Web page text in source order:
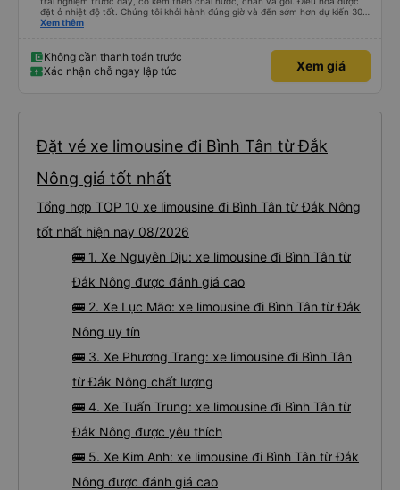
đặt ở nhiệt độ tốt. Chúng tôi khởi hành đúng giờ và đến sớm hơn dự kiến 30
phút. Tài xế rất tuyệt so với những tài xế khác ở Việt Nam! Không quá nhiều
GPS và biển số xe vì tôi phải tìm kiếm xung quanh bến xe để tìm thấy nó, đây
là vấn đề của bến xe Đà Lạt (không phải tất cả các xe buýt đều có bảng
thông tin), chứ không phải của công ty.
Xem thêm
Không cần thanh toán trước
Xác nhận chỗ ngay lập tức
Xem giá
Đặt vé xe limousine đi Bình Tân từ Đắk
Nông giá tốt nhất
Tổng hợp TOP 10 xe limousine đi Bình Tân từ Đắk Nông
tốt nhất hiện nay 08/2026
🚌 1. Xe Nguyên Dịu: xe limousine đi Bình Tân từ
Đắk Nông được đánh giá cao
🚌 2. Xe Lục Mão: xe limousine đi Bình Tân từ Đắk
Nông uy tín
🚌 3. Xe Phương Trang: xe limousine đi Bình Tân
từ Đắk Nông chất lượng
🚌 4. Xe Tuấn Trung: xe limousine đi Bình Tân từ
Đắk Nông được yêu thích
🚌 5. Xe Kim Anh: xe limousine đi Bình Tân từ Đắk
Nông được đánh giá cao